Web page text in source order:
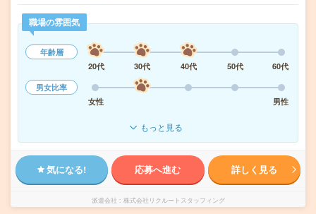
職場の雰囲気
年齢層
20代
30代 40代 50代
60代
男女比率
女性
男性
もっと見る
気になる! 応募へ進む 詳しく見る
派遣会社 株式会社リクルートスタッフィング